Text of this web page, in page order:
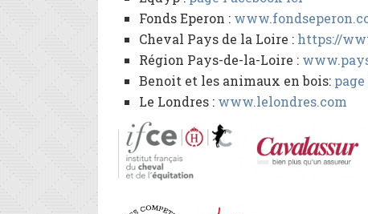
Fonds Eperon :
Cheval Pays de la Loire : https://
Région Pays-de-la-Loire :
Benoit et les animaux en bois:
Le Londres : www.lelondres.com